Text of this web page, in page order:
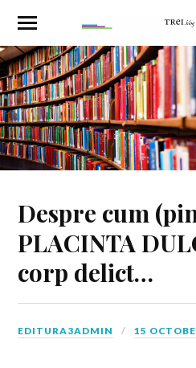
Despre cum
PLACINTA
corp delict…
EDITURA3ADMIN 15